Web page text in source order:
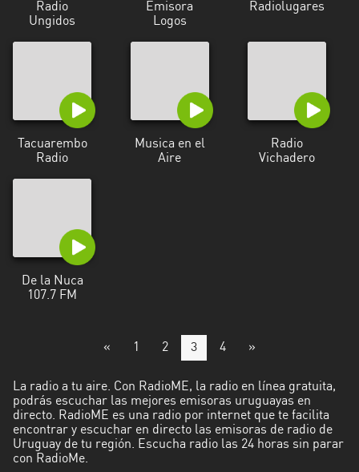
Radio
Ungidos
Emisora
Logos
Radiolugares
Tacuarembo
Radio
Musica en el
Aire
Radio
Vichadero
De la Nuca
107.7 FM
« 1 2 3 4 »
La radio a tu aire. Con RadioME, la radio en línea gratuita,
podrás escuchar las mejores emisoras uruguayas en
directo. RadioME es una radio por internet que te facilita
encontrar y escuchar en directo las emisoras de radio de
Uruguay de tu región. Escucha radio las 24 horas sin parar
con RadioMe.